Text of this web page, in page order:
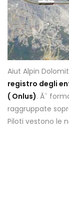
Aiut Alpin
registro degli
( Onlus). Ãˆ
raggruppate
Piloti vestono le